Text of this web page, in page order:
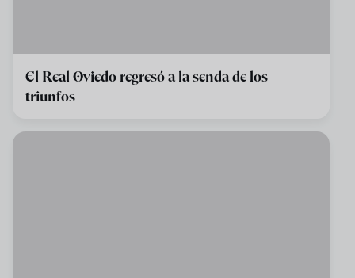
El Real Oviedo regresó a la senda de los
triunfos